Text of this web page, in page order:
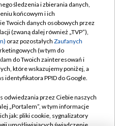
TVP
zgody
śledzenia i zbierania danych,
końcowym i ich
Twoich danych osobowych przez
(zwaną dalej również „TVP”),
oraz pozostałych Zaufanych
(w tym do
do Twoich zainteresowań i
które wskazujemy poniżej, a
identyfikatora PPID do Google.
odwiedzania przez Ciebie naszych
„Portalem”, w tym informacje
jak: pliki cookie, sygnalizatory